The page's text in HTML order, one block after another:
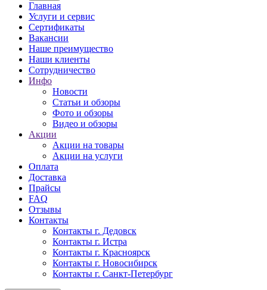
Главная
Услуги и сервис
Сертификаты
Вакансии
Наше преимущество
Наши клиенты
Сотрудничество
Инфо
Новости
Статьи и обзоры
Фото и обзоры
Видео и обзоры
Акции
Акции на товары
Акции на услуги
Оплата
Доставка
Прайсы
FAQ
Отзывы
Контакты
Контакты г. Дедовск
Контакты г. Истра
Контакты г. Красноярск
Контакты г. Новосибирск
Контакты г. Санкт-Петербург